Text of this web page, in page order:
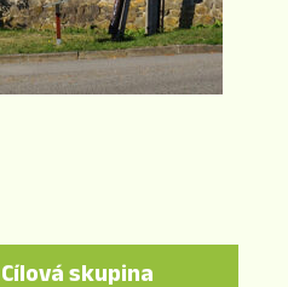
Cílová skupina